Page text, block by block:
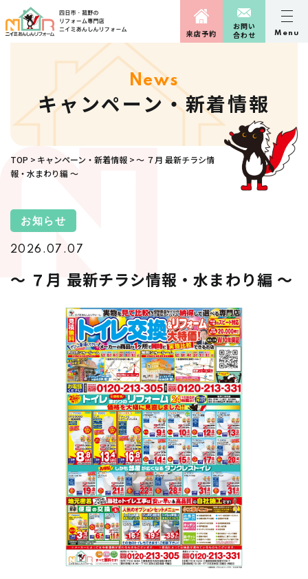
来店予約
お問い
合わせ
Menu
News
キャンペーン・新着情報
TOP キャンペーン・新着情報
～ ７月 最新チラシ情
報・水まわり編 ～
お知らせ
2026.07.07
～ ７月 最新チラシ情報・水まわり編 ～